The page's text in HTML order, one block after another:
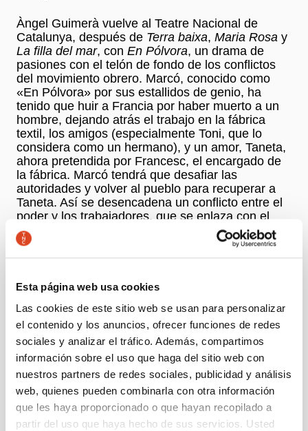
Esta página web usa cookies
Las cookies de este sitio web se usan para personalizar
el contenido y los anuncios, ofrecer funciones de redes
sociales y analizar el tráfico. Además, compartimos
información sobre el uso que haga del sitio web con
nuestros partners de redes sociales, publicidad y análisis
web, quienes pueden combinarla con otra información
que les haya proporcionado o que hayan recopilado a
partir del uso que haya hecho de sus servicios. Usted
Àngel Guimerà vuelve al Teatre Nacional de
Catalunya, después de Terra baixa, Maria Rosa y
La filla del mar, con En Pólvora, un drama de
pasiones con el telón de fondo de los conflictos
del movimiento obrero. Marcó, conocido como
«En Pólvora» por sus estallidos de genio, ha
tenido que huir a Francia por haber muerto a un
hombre, dejando atrás el trabajo en la fábrica
textil, los amigos (especialmente Toni, que lo
considera como un hermano), y un amor, Taneta,
ahora pretendida por Francesc, el encargado de
la fábrica. Marcó tendrá que desafiar las
autoridades y volver al pueblo para recuperar a
Taneta. Así se desencadena un conflicto entre el
poder y los trabajadores, que se enlaza con el
triángulo amoroso formado por Taneta, Francesc
y En Pólvora. Estrenada en 1893, en medio de
un clima de enfrentamiento social,En Pólvora
de Àngel Guimerà. El autor escribió que, con
«completamente a la moderna», y es por ello que
decide prescindir del verso y evitar el
costumbrismo de sus primeras obras en prosa.
Efectivamente, el autor hará un salto hacia la
modernidad a la vez que apuesta por el realismo:
En Pólvoraes un drama social, que anticipa
conflictos y temas que encontraremos en obras
posteriores comoMaria Rosa ,La festa del blat
Terra baixa, y que se constituye como una de las